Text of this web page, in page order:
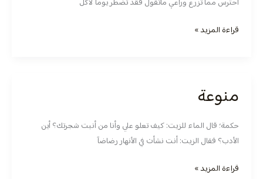
قراءة المزيد »
منوعة
حكمة؛ قال الماء للزيت: كيف تعلو علي وأنا من أنبت شجرتك؟ أين
الأدب؟ فقال الزيت: أنت نشأت في الأنهار رضاضآ
منوعة
قراءة المزيد »